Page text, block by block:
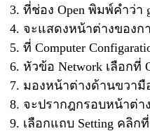
3. ที่ช่อง Open พิมพ์คำว่า
4. จะแสดงหน้าต่างของก
5. ที่ Computer
6. หัวข้อ Network เลือกที่
7. มองหน้าต่างด้านขวามื
8. จะปรากฎกรอบหน้าต่าง
9. เลือกแถบ Setting คลิก